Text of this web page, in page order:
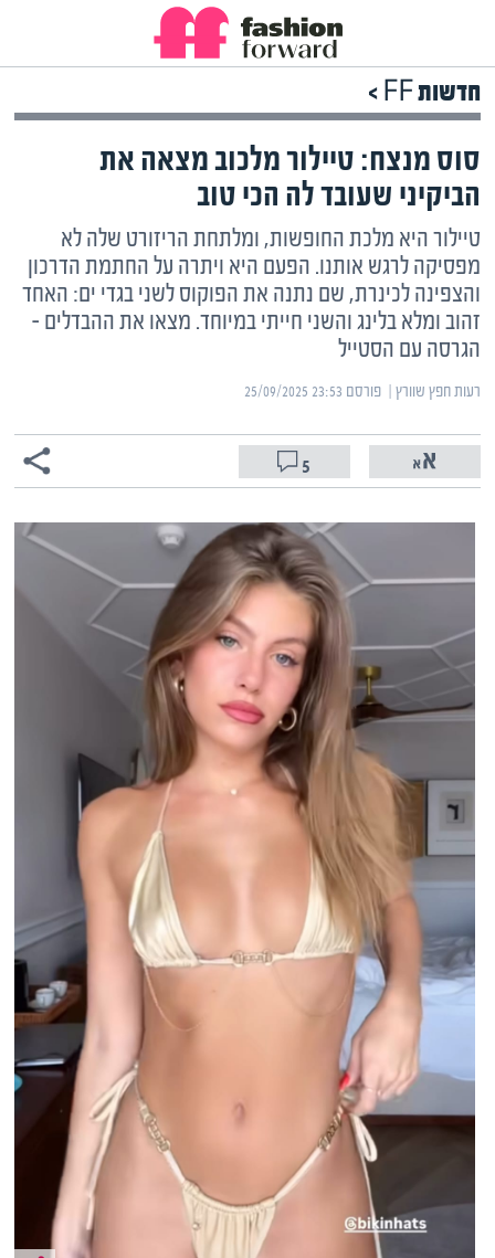
חדשות FF >
סוס מנצח: טיילור מלכוב מצאה את
הביקיני שעובד לה הכי טוב
טיילור היא מלכת החופשות, ומלתחת הריזורט שלה לא
מפסיקה לרגש אותנו. הפעם היא ויתרה על החתמת הדרכון
והצפינה לכינרת, שם נתנה את הפוקוס לשני בגדי ים: האחד
זהוב ומלא בלינג והשני חייתי במיוחד. מצאו את ההבדלים –
הגרסה עם הסטייל
רעות חפץ שוורץ | ‏פורסם ‎25/09/2025 23:53
5